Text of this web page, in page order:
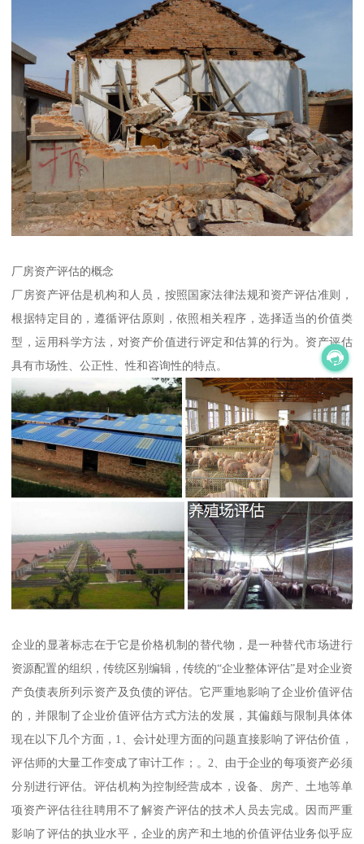
厂房资产评估的概念
厂房资产评估是机构和人员，按照国家法律法规和资产评估准则，
根据特定目的，遵循评估原则，依照相关程序，选择适当的价值类
型，运用科学方法，对资产价值进行评定和估算的行为。资产评估
具有市场性、公正性、性和咨询性的特点。
企业的显著标志在于它是价格机制的替代物，是一种替代市场进行
资源配置的组织，传统区别编辑，传统的“企业整体评估”是对企业资
产负债表所列示资产及负债的评估。它严重地影响了企业价值评估
的，并限制了企业价值评估方式方法的发展，其偏颇与限制具体体
现在以下几个方面，1、会计处理方面的问题直接影响了评估价值，
评估师的大量工作变成了审计工作；。2、由于企业的每项资产必须
分别进行评估。评估机构为控制经营成本，设备、房产、土地等单
项资产评估往往聘用不了解资产评估的技术人员去完成。因而严重
影响了评估的执业水平，企业的房产和土地的价值评估业务似乎应